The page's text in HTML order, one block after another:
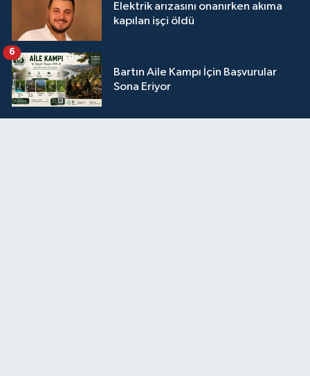
Elektrik arızasını onanırken akıma
kapılan işçi öldü
Bartın Aile Kampı İçin Başvurular
Sona Eriyor
6